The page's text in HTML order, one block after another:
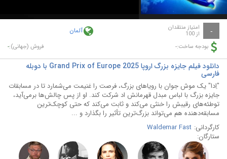
Video
- امتیاز منتقدان
از 100 آلمان
بودجه ساخت:- فروش (جهانی):-
دانلود فیلم جایزه بزرگ اروپا Grand Prix of Europe 2025 با دوبله
فارسی
"اِدا" یک موش جوان با رویاهای بزرگ، فرصت را غنیمت می‌شمارد تا در مسابقات
جایزه بزرگ با لباس مبدل قهرمانش اد شرکت کند. او از پس چالش‌ها برمی‌آید،
توطئه‌های رقیبش را خنثی می‌کند و ثابت می‌کند که حتی کوچک‌ترین
مسابقه‌دهنده هم می‌تواند بزرگ‌ترین تأثیر را بگذارد و ...
کارگردانی: Waldemar Fast
ستارگان: